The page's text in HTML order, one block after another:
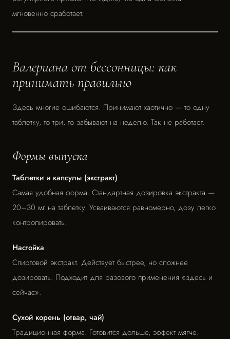
мгновенно сработает.
Валериана от бессонницы: как
принимать правильно
Здесь многие ошибаются. Принимают хаотично — то одну
таблетку, то три, то забывают на неделю. Так не работает.
Формы выпуска
Таблетки и капсулы (экстракт)
Самая удобная форма. Стандартная дозировка экстракта —
20–30 мг на таблетку. Усваиваются равномерно, дозу легко
контролировать.
Настойка
Спиртовой экстракт. Действует быстрее, но сложнее
дозировать. Подходит для разового применения «здесь и
сейчас».
Сухой корень (отвар, чай)
Традиционная форма. Готовится дольше, эффект мягче.